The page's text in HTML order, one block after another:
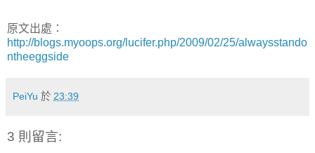
原文出處：
http://blogs.myoops.org/lucifer.php/2009/02/25/alwaysstando
ntheeggside
PeiYu 於 23:39
3 則留言: